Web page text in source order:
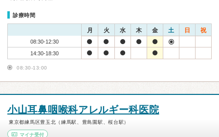
診療時間
月 火 水 木 金 土 日 祝
08:30-12:30
14:30-18:30
08:30-13:00
小山耳鼻咽喉科アレルギー科医院
東京都練馬区豊玉北（練馬駅、豊島園駅、桜台駅）
マイナ受付